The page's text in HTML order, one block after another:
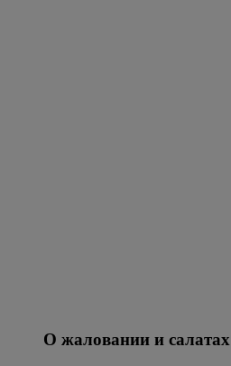
О жаловании и салатах